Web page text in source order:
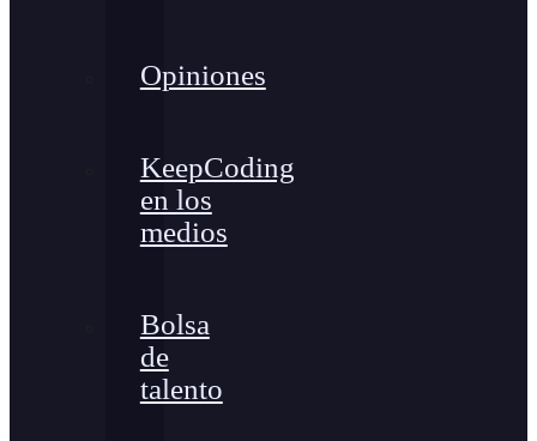
Opiniones
KeepCoding
en los
medios
Bolsa
de
talento